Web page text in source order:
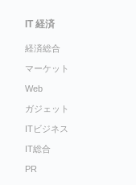
IT 経済
経済総合
マーケット
Web
ガジェット
ITビジネス
IT総合
PR